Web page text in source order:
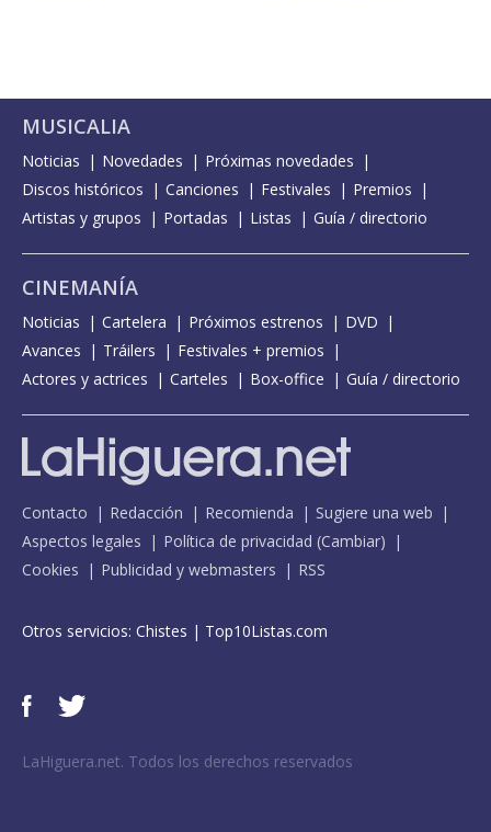
MUSICALIA
Noticias Novedades
Próximas novedades
Discos históricos
Canciones Festivales
Premios
Artistas y grupos
Portadas Listas Guía / directorio
CINEMANÍA
Noticias Cartelera Próximos estrenos
DVD
Avances
Tráilers
Festivales + premios
Actores y actrices
Carteles Box-office Guía / directorio
Contacto Redacción Recomienda
Sugiere una web
Aspectos legales
Política de privacidad (Cambiar)
Cookies
Publicidad y webmasters RSS
Otros servicios: Chistes | Top10Listas.com
LaHiguera.net. Todos los derechos reservados